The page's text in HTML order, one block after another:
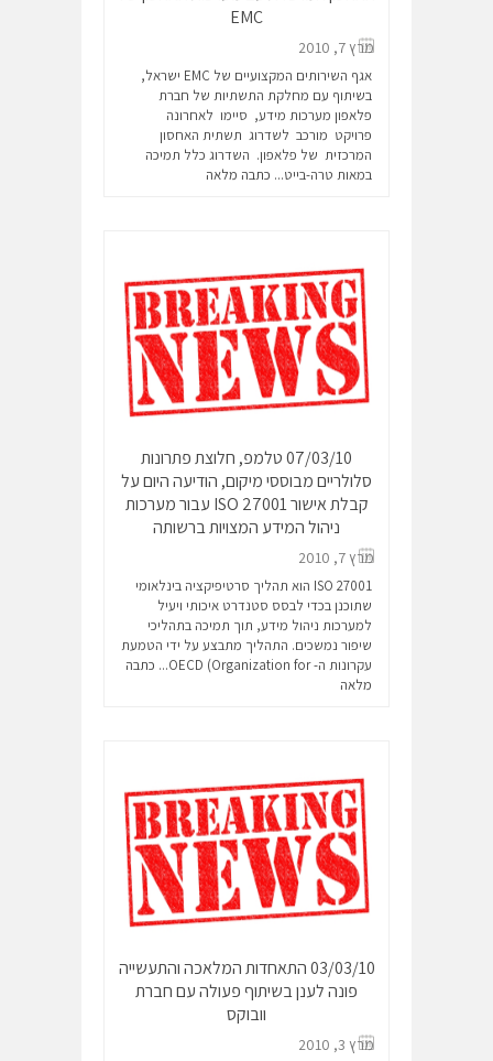
EMC
מרץ 7, 2010
אגף השירותים המקצועיים של EMC ישראל,
בשיתוף עם מחלקת התשתיות של חברת
פלאפון מערכות מידע, סיימו לאחרונה
פרויקט מורכב לשדרוג תשתית האחסון
המרכזית של פלאפון. השדרוג כלל תמיכה
במאות טרה-בייט... כתבה מלאה
07/03/10 טלמפ, חלוצת פתרונות
סלולריים מבוססי מיקום, הודיעה היום על
קבלת אישור ISO 27001 עבור מערכות
ניהול המידע המצויות ברשותה
מרץ 7, 2010
ISO 27001 הוא תהליך סרטיפיקציה בינלאומי
שתוכנן בכדי לבסס סטנדרט איכותי ויעיל
למערכות ניהול מידע, תוך תמיכה בתהליכי
שיפור נמשכים. התהליך מתבצע על ידי הטמעת
עקרונות ה- OECD (Organization for...
כתבה
מלאה
03/03/10 התאחדות המלאכה והתעשייה
פונה לענן בשיתוף פעולה עם חברת
וובוקס
מרץ 3, 2010